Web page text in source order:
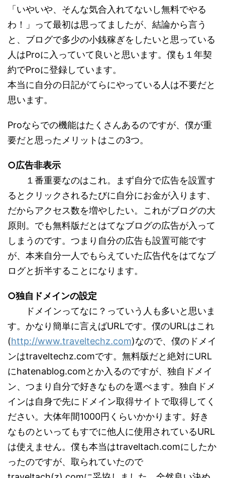
「いやいや、そんな気合入れてないし無料でやる
わ！」って最初は思ってましたが、結論から言う
と、ブログで多少の小銭稼ぎをしたいと思っている
人はProに入っていて良いと思います。僕も１年契
約でProに登録しています。
本当に自分の日記がてらにやっている人は不要だと
思います。
Proならでの機能はたくさんあるのですが、僕が重
要だと思ったメリットはこの3つ。
○広告非表示
１番重要なのはこれ。まず自分で広告を設置す
るとクリックされるたびに自分にお金が入ります、
だからアクセス数を増やしたい。これがブログの大
原則。でも無料版だとはてなブログの広告が入って
しまうのです。つまり自分の広告も設置可能です
が、本来自分一人でもらえていた広告代をはてなブ
ログと折半することになります。
○独自ドメインの設定
ドメインってなに？っていう人も多いと思いま
す。かなり簡単に言えばURLです。僕のURLはこれ
(http://www.traveltechz.com)なので、僕のドメイ
ンはtraveltechz.comです。無料版だと絶対にURL
にhatenablog.comとか入るのですが、独自ドメイ
ン、つまり自分で好きなものを選べます。独自ドメ
インは自身で先にドメイン取得サイトで取得してく
ださい。大体年間1000円くらいかかります。好き
なものといってもすでに他人に使用されているURL
は使えません。僕も本当はtraveltach.comにしたか
ったのですが、取られていたので